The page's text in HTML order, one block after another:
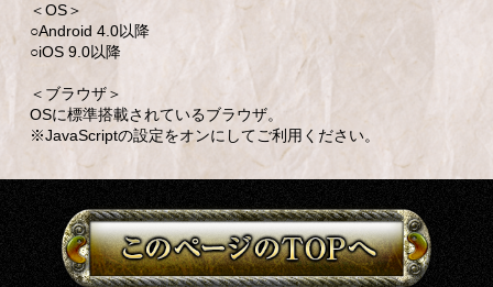
＜OS＞
○Android 4.0以降
○iOS 9.0以降
＜ブラウザ＞
OSに標準搭載されているブラウザ。
※JavaScriptの設定をオンにしてご利用ください。